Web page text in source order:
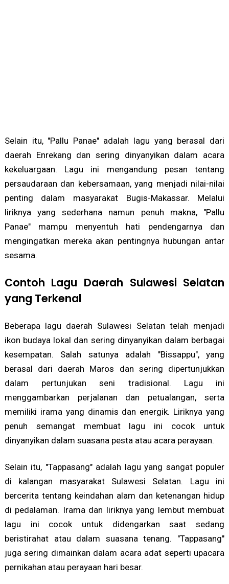
Selain itu, "Pallu Panae" adalah lagu yang berasal dari
daerah Enrekang dan sering dinyanyikan dalam acara
kekeluargaan. Lagu ini mengandung pesan tentang
persaudaraan dan kebersamaan, yang menjadi nilai-nilai
penting dalam masyarakat Bugis-Makassar. Melalui
liriknya yang sederhana namun penuh makna, "Pallu
Panae" mampu menyentuh hati pendengarnya dan
mengingatkan mereka akan pentingnya hubungan antar
sesama.
Contoh Lagu Daerah Sulawesi Selatan
yang Terkenal
Beberapa lagu daerah Sulawesi Selatan telah menjadi
ikon budaya lokal dan sering dinyanyikan dalam berbagai
kesempatan. Salah satunya adalah "Bissappu", yang
berasal dari daerah Maros dan sering dipertunjukkan
dalam pertunjukan seni tradisional. Lagu ini
menggambarkan perjalanan dan petualangan, serta
memiliki irama yang dinamis dan energik. Liriknya yang
penuh semangat membuat lagu ini cocok untuk
dinyanyikan dalam suasana pesta atau acara perayaan.
Selain itu, "Tappasang" adalah lagu yang sangat populer
di kalangan masyarakat Sulawesi Selatan. Lagu ini
bercerita tentang keindahan alam dan ketenangan hidup
di pedalaman. Irama dan liriknya yang lembut membuat
lagu ini cocok untuk didengarkan saat sedang
beristirahat atau dalam suasana tenang. "Tappasang"
juga sering dimainkan dalam acara adat seperti upacara
pernikahan atau perayaan hari besar.